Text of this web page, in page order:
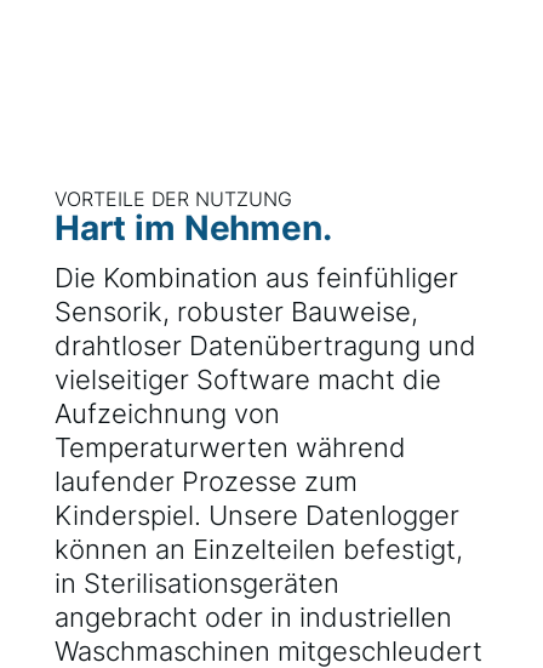
VORTEILE DER NUTZUNG
Hart im Nehmen.
Die Kombination aus feinfühliger
Sensorik, robuster Bauweise,
drahtloser Datenübertragung und
vielseitiger Software macht die
Aufzeichnung von
Temperaturwerten während
laufender Prozesse zum
Kinderspiel. Unsere Datenlogger
können an Einzelteilen befestigt,
in Sterilisationsgeräten
angebracht oder in industriellen
Waschmaschinen mitgeschleudert